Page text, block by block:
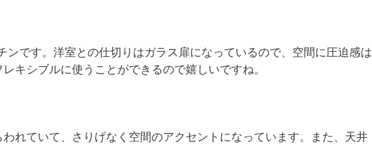
ンです。洋室との仕切りはガラス扉になっているので、空間に圧迫感は
キシブルに使うことができるので嬉しいですね。
れていて、さりげなく空間のアクセントになっています。また、天井